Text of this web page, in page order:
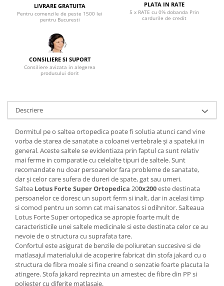
Stender haine
Suport pentru umerase
Mobilier gradinita
Mese gradinita
Set mese si scaune gradinita
Mobilier copii
Mobila camera copii
Scaune birou pentru copii
Saltele patuturi copii
Paturi copii
Masa si scaune gradinita
Seturi comode living si dormitor
LIVRARE GRATUITA
Pentru comenzile de peste 1500 lei
pentru Bucuresti
PLATA IN RATE
5 x RATE cu 0% dobanda Prin
cardurile de credit
CONSILIERE SI SUPORT
Consiliere avizata in alegerea
produsului dorit
Descriere
Dormitul pe o saltea ortopedica poate fi solutia atunci cand vine
vorba de starea de sanatate a coloanei vertebrale și a spatelui in
general. Aceste saltele se evidentiaza prin faptul ca sunt relativ
mai ferme in comparatie cu celelalte tipuri de saltele. Sunt
recomandate nu doar persoanelor fara probleme de sanatate,
dar și celor care sufera de dureri de spate, gat sau umeri.
Saltea Lotus Forte Super Ortopedica 200x200este destinata
persoanelor ce doresc un suport ferm si inalt, dar in acelasi timp
si comod pentru un somn cat mai sanatos si odihnitor. Salteaua
Lotus Forte Super ortopedica se apropie foarte mult de
caracteristicile unei saltele medicinale si este destinata celor ce au
nevoie de o structura cu suprafata tare.
Confortul este asigurat de benzile de poliuretan succesive si de
matlasajul materialului de acoperire fabricat din stofa jakard cu o
structura de fibra moale si fina creand o senzatie foarte placuta la
atingere. Stofa jakard reprezinta un amestec de fibre din PP si
poliester cu diferite matlasaje.